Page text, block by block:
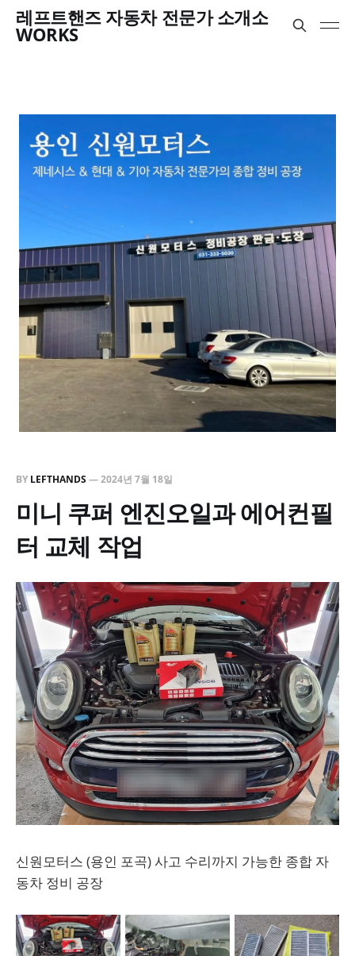
레프트핸즈 자동차 전문가 소개소
WORKS
BY LEFTHANDS —2024년 7월 18일
미니 쿠퍼 엔진오일과 에어컨필
터 교체 작업
신원모터스 (용인 포곡) 사고 수리까지 가능한 종합 자
동차 정비 공장